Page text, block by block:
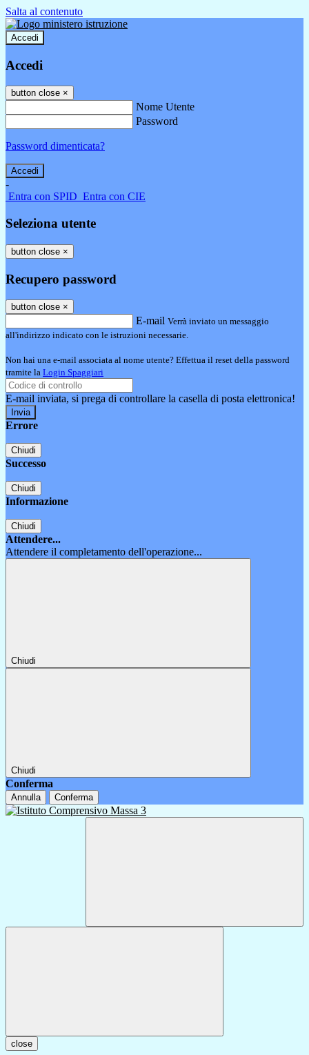
Salta al contenuto
Accedi
Accedi
button close ×
Nome Utente
Password
Password dimenticata?
-
Entra con SPID Entra con CIE
Seleziona utente
button close ×
Recupero password
button close ×
E-mail Verrà inviato un messaggio
all'indirizzo indicato con le istruzioni necessarie.
Non hai una e-mail associata al nome utente? Effettua il reset della password
tramite la Login Spaggiari
E-mail inviata, si prega di controllare la casella di posta elettronica!
Errore
Chiudi
Successo
Chiudi
Informazione
Chiudi
Attendere...
Attendere il completamento dell'operazione...
Chiudi
Chiudi
Conferma
Annulla Conferma
close